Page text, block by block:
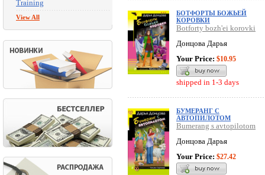
Training
View All
БОТФОРТЫ БОЖЬЕЙ
КОРОВКИ
Botforty bozh'ei korovki
Донцова Дарья
Your Price: $10.95
shipped in 1-3 days
БУМЕРАНГ С
АВТОПИЛОТОМ
Bumerang s avtopilotom
Донцова Дарья
Your Price: $27.42